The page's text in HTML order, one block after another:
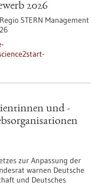
2026
STERN Management
und -
zur Anpassung der
warnen Deutsche
und Deutsches